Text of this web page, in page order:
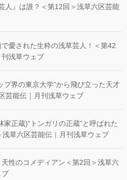
人』は誰？＜第12回＞浅草六区芸能
で愛された生粋の浅草芸人！＜第42
浅草ウェブ
プ界の東京大学”から飛び立った天才
芸能伝｜月刊浅草ウェブ
家正蔵)“トンガリの正蔵”と呼ばれた
草六区芸能伝｜月刊浅草ウェブ
天性のコメディアン＜第2回＞浅草六
ブ